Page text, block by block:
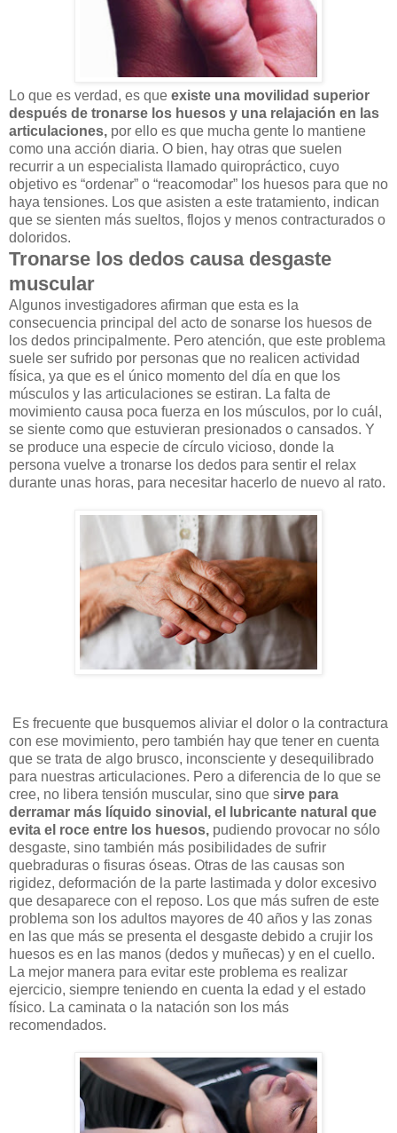
Lo que es verdad, es que existe una movilidad superior
después de tronarse los huesos y una relajación en las
articulaciones, por ello es que mucha gente lo mantiene
como una acción diaria. O bien, hay otras que suelen
recurrir a un especialista llamado quiropráctico, cuyo
objetivo es “ordenar” o “reacomodar” los huesos para que no
haya tensiones. Los que asisten a este tratamiento, indican
que se sienten más sueltos, flojos y menos contracturados o
doloridos.
Tronarse los dedos causa desgaste
muscular
Algunos investigadores afirman que esta es la
consecuencia principal del acto de sonarse los huesos de
los dedos principalmente. Pero atención, que este problema
suele ser sufrido por personas que no realicen actividad
física, ya que es el único momento del día en que los
músculos y las articulaciones se estiran. La falta de
movimiento causa poca fuerza en los músculos, por lo cuál,
se siente como que estuvieran presionados o cansados. Y
se produce una especie de círculo vicioso, donde la
persona vuelve a tronarse los dedos para sentir el relax
durante unas horas, para necesitar hacerlo de nuevo al rato.
Es frecuente que busquemos aliviar el dolor o la contractura
con ese movimiento, pero también hay que tener en cuenta
que se trata de algo brusco, inconsciente y desequilibrado
para nuestras articulaciones. Pero a diferencia de lo que se
cree, no libera tensión muscular, sino que sirve para
derramar más líquido sinovial, el lubricante natural que
evita el roce entre los huesos, pudiendo provocar no sólo
desgaste, sino también más posibilidades de sufrir
quebraduras o fisuras óseas. Otras de las causas son
rigidez, deformación de la parte lastimada y dolor excesivo
que desaparece con el reposo. Los que más sufren de este
problema son los adultos mayores de 40 años y las zonas
en las que más se presenta el desgaste debido a crujir los
huesos es en las manos (dedos y muñecas) y en el cuello.
La mejor manera para evitar este problema es realizar
ejercicio, siempre teniendo en cuenta la edad y el estado
físico. La caminata o la natación son los más
recomendados.